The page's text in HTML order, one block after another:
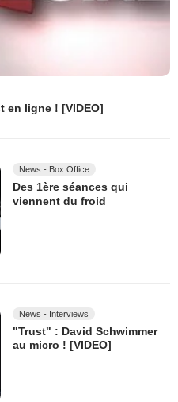
en ligne ! [VIDEO]
News - Box Office
Des 1ère séances qui
viennent du froid
News - Interviews
"Trust" : David Schwimmer
au micro ! [VIDEO]